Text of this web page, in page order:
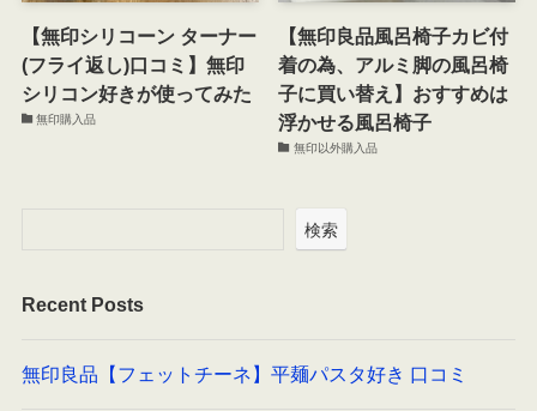
【無印シリコーン ターナー
(フライ返し)口コミ】無印
シリコン好きが使ってみた
無印購入品
【無印良品風呂椅子カビ付
着の為、アルミ脚の風呂椅
子に買い替え】おすすめは
浮かせる風呂椅子
無印以外購入品
検索
Recent Posts
無印良品【フェットチーネ】平麺パスタ好き 口コミ